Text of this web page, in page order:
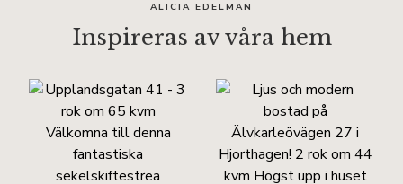
ALICIA EDELMAN
Inspireras av våra hem